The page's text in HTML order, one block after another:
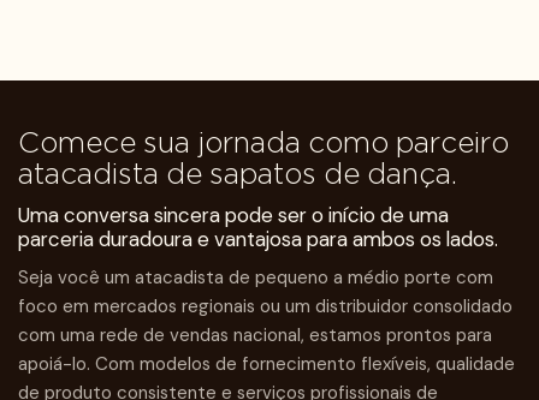
Comece sua jornada como parceiro
atacadista de sapatos de dança.
Uma conversa sincera pode ser o início de uma
parceria duradoura e vantajosa para ambos os lados.
Seja você um atacadista de pequeno a médio porte com
foco em mercados regionais ou um distribuidor consolidado
com uma rede de vendas nacional, estamos prontos para
apoiá-lo. Com modelos de fornecimento flexíveis, qualidade
de produto consistente e serviços profissionais de